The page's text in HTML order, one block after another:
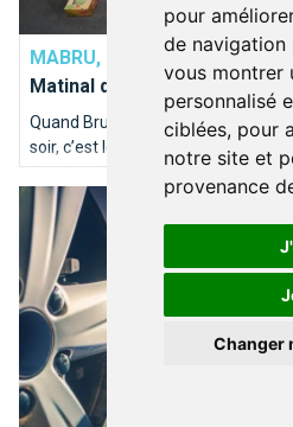
pour
de navigation
vous montrer
personnalisé
ciblées, pour
notre site et
provenance
Changer
MABRU, MARCHÉ DES CHEFS
Matinal de Bruxelles
Quand Bruxelles s’endort, le
soir, c’est le même rituel, les
dans les halles de Mabru, le long du
frontière du domaine royale de
Les bons plans sur Bruxelles